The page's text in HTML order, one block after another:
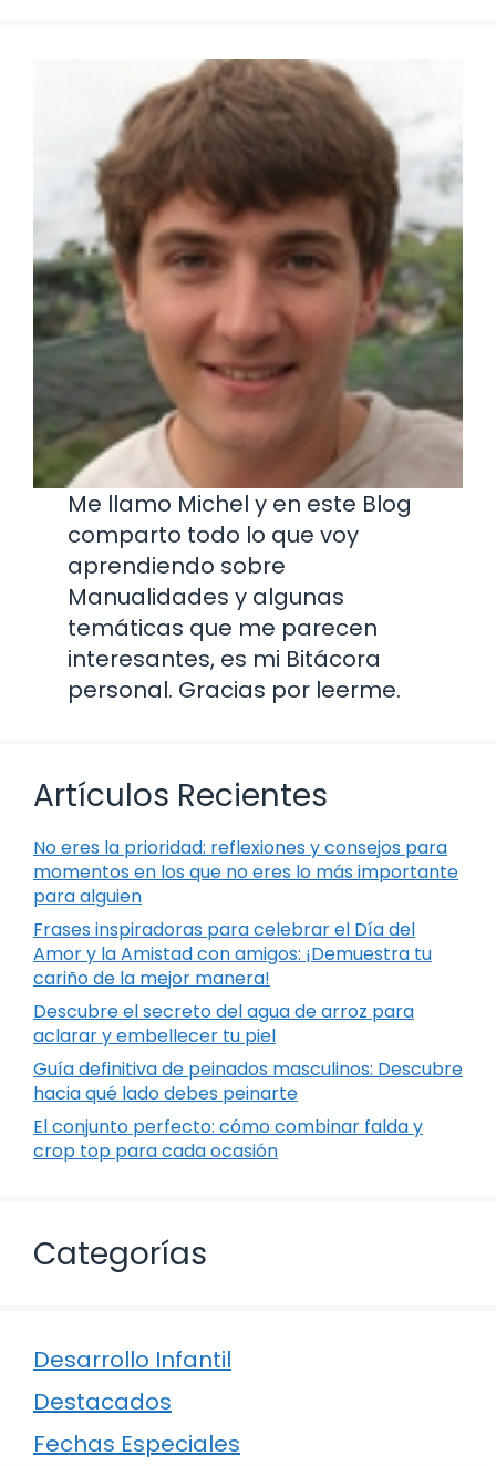
Me llamo Michel y en este Blog
comparto todo lo que voy
aprendiendo sobre
Manualidades y algunas
temáticas que me parecen
interesantes, es mi Bitácora
personal. Gracias por leerme.
Artículos Recientes
No eres la prioridad: reflexiones y consejos para
momentos en los que no eres lo más importante
para alguien
Frases inspiradoras para celebrar el Día del
Amor y la Amistad con amigos: ¡Demuestra tu
cariño de la mejor manera!
Descubre el secreto del agua de arroz para
aclarar y embellecer tu piel
Guía definitiva de peinados masculinos: Descubre
hacia qué lado debes peinarte
El conjunto perfecto: cómo combinar falda y
crop top para cada ocasión
Categorías
Desarrollo Infantil
Destacados
Fechas Especiales